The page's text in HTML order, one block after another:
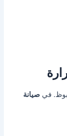
فيصيانة